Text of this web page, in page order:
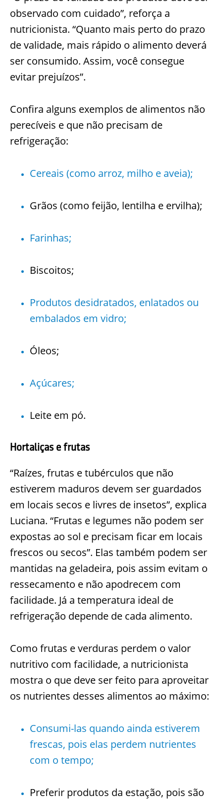
observado com cuidado”, reforça a
nutricionista. “Quanto mais perto do prazo
de validade, mais rápido o alimento deverá
ser consumido. Assim, você consegue
evitar prejuízos”.
Confira alguns exemplos de alimentos não
perecíveis e que não precisam de
refrigeração:
Cereais (como arroz, milho e aveia);
Grãos (como feijão, lentilha e ervilha);
Farinhas;
Biscoitos;
Produtos desidratados, enlatados ou
embalados em vidro;
Óleos;
Açúcares;
Leite em pó.
Hortaliças e frutas
“Raízes, frutas e tubérculos que não
estiverem maduros devem ser guardados
em locais secos e livres de insetos”, explica
Luciana. “Frutas e legumes não podem ser
expostas ao sol e precisam ficar em locais
frescos ou secos”. Elas também podem ser
mantidas na geladeira, pois assim evitam o
ressecamento e não apodrecem com
facilidade. Já a temperatura ideal de
refrigeração depende de cada alimento.
Como frutas e verduras perdem o valor
nutritivo com facilidade, a nutricionista
mostra o que deve ser feito para aproveitar
os nutrientes desses alimentos ao máximo:
Consumi-las quando ainda estiverem
frescas, pois elas perdem nutrientes
com o tempo;
Preferir produtos da estação, pois são